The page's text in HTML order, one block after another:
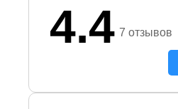
4.4 7 отзывов